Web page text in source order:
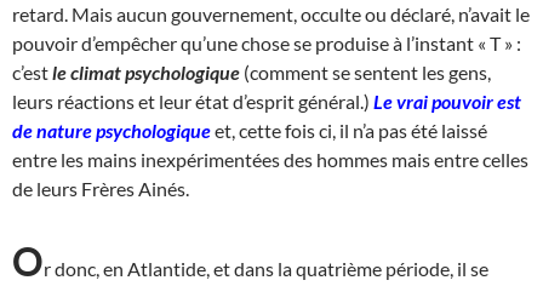
retard. Mais aucun gouvernement, occulte ou déclaré, n’avait le
pouvoir d’empêcher qu’une chose se produise à l’instant « T » :
c’estle climat psychologique (comment se sentent les gens,
leurs réactions et leur état d’esprit général.) Le vrai pouvoir est
de nature psychologiqueet, cette fois ci, il n’a pas été laissé
entre les mains inexpérimentées des hommes mais entre celles
de leurs Frères Ainés.
Or donc, en Atlantide, et dans la quatrième période, il se